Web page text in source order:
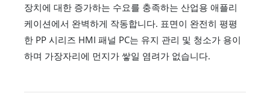
장치에 대한 증가하는 수요를 충족하는 산업용 애플리
케이션에서 완벽하게 작동합니다. 표면이 완전히 평평
한 PP 시리즈 HMI 패널 PC는 유지 관리 및 청소가 용이
하며 가장자리에 먼지가 쌓일 염려가 없습니다.